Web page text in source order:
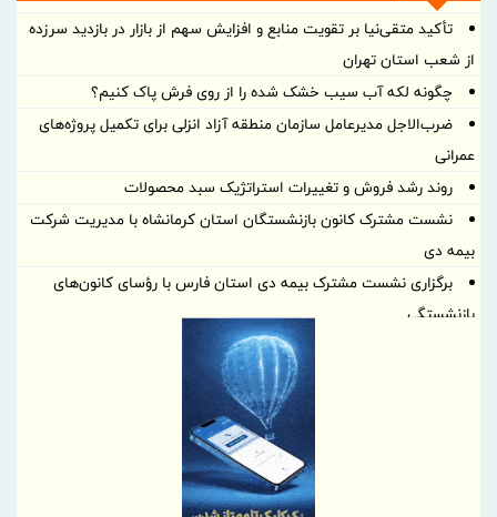
تأکید متقی‌نیا بر تقویت منابع و افزایش سهم از بازار در بازدید سرزده
از شعب استان تهران
چگونه لکه آب سیب خشک شده را از روی فرش پاک کنیم؟
ضرب‌الاجل مدیرعامل سازمان منطقه آزاد انزلی برای تكمیل پروژه‌های
عمرانی
روند رشد فروش و تغییرات استراتژیک سبد محصولات
نشست مشترک کانون بازنشستگان استان کرمانشاه با مدیریت شرکت
بیمه دی
برگزاری نشست مشترک بیمه دی استان فارس با رؤسای کانون‌های
بازنشستگی
بازدید مدیر بیمه دی لرستان از مراکز ارائه خدمات به بازنشستگان و
حاکمیت داده و بیمه‌گری پیمایشی
نقش‌آفرینی بانک صنعت و معدن در احیای کارخانه صنایع غذایی
سیروان دالاهو و بازگشت آن به چرخه تولید